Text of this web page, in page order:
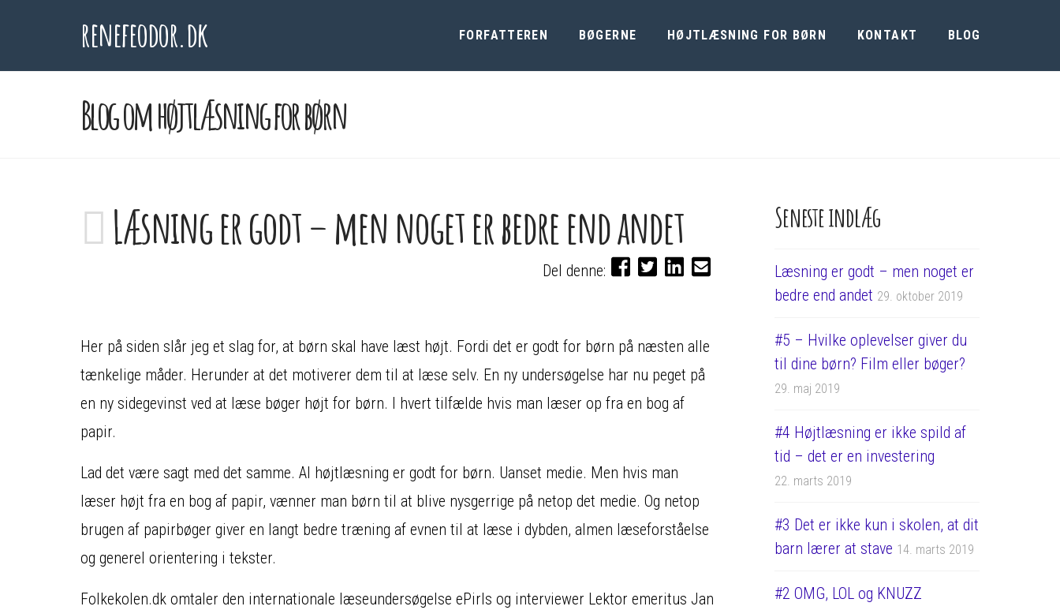
renefeodor.dk FORFATTEREN BØGERNE HØJTLÆSNING FOR BØRN KONTAKT BLOG
Blog om højtlæsning for børn
Læsning er godt – men noget er bedre end andet
Del denne:
Her på siden slår jeg et slag for, at børn skal have læst højt. Fordi det er godt for børn på næsten alle
tænkelige måder. Herunder at det motiverer dem til at læse selv. En ny undersøgelse har nu peget på
en ny sidegevinst ved at læse bøger højt for børn. I hvert tilfælde hvis man læser op fra en bog af
papir.
Lad det være sagt med det samme. Al højtlæsning er godt for børn. Uanset medie. Men hvis man
læser højt fra en bog af papir, vænner man børn til at blive nysgerrige på netop det medie. Og netop
brugen af papirbøger giver en langt bedre træning af evnen til at læse i dybden, almen læseforståelse
og generel orientering i tekster.
Folkekolen.dk omtaler den internationale læseundersøgelse ePirls og interviewer Lektor emeritus Jan
Seneste indlæg
Læsning er godt – men noget er
bedre end andet 29. oktober 2019
#5 – Hvilke oplevelser giver du
til dine børn? Film eller bøger?
29. maj 2019
#4 Højtlæsning er ikke spild af
tid – det er en investering
22. marts 2019
#3 Det er ikke kun i skolen, at dit
barn lærer at stave 14. marts 2019
#2 OMG, LOL og KNUZZ